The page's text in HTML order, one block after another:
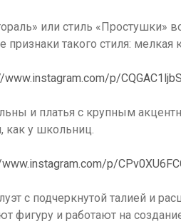
или стиль «Простушки»
признаки такого стиля:
p/
и платья с крупным
как у школьниц.
p/
с подчеркнутой талией и
фигуру и работают на